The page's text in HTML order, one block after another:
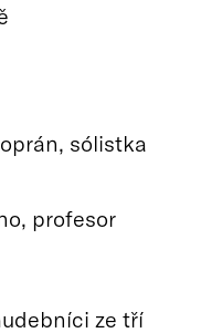
sólistka
profesor
ze tří